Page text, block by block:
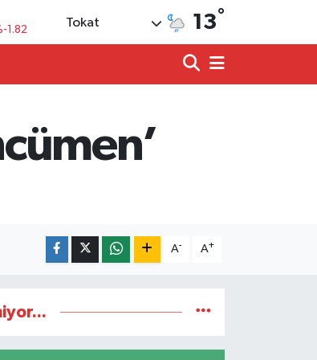
1.82
%0.19
Tokat 13°
A- A+